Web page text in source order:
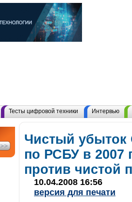
Тесты цифровой техники Интервью
Чистый
по РСБУ в 2007
против чистой
10.04.2008 16:56
версия для печати